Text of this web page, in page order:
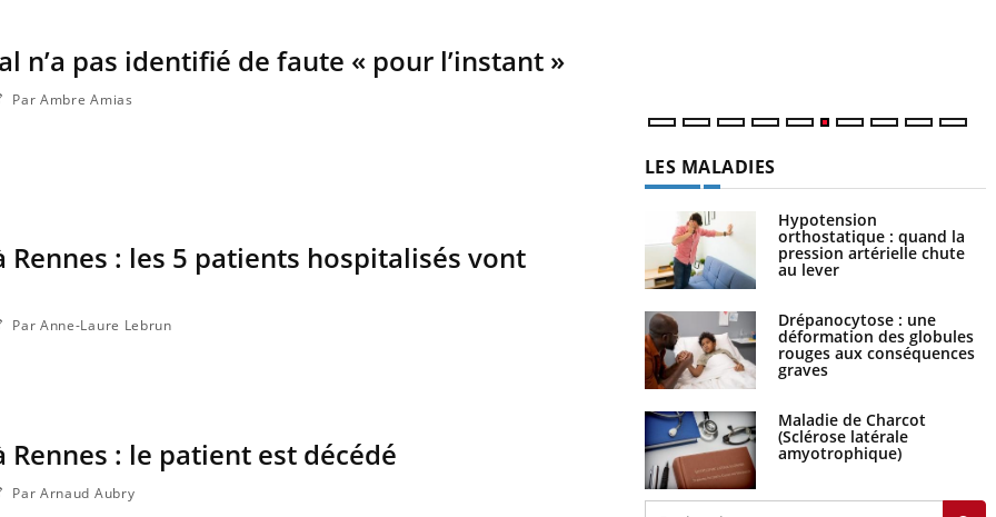
n’a pas identifié de faute « pour l’instant »
Par Ambre Amias
Rennes : les 5 patients hospitalisés vont
Par Anne-Laure Lebrun
Rennes : le patient est décédé
Par Arnaud Aubry
LES MALADIES
Hypotension
orthostatique : quand la
pression artérielle chute
au lever
Drépanocytose : une
déformation des globules
rouges aux conséquences
graves
Maladie de Charcot
(Sclérose latérale
amyotrophique)